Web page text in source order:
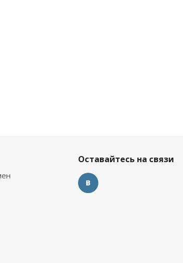
Оставайтесь на связи